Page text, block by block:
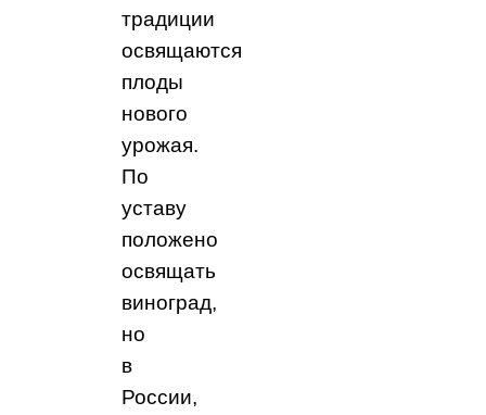
традиции
освящаются
плоды
нового
урожая.
По
уставу
положено
освящать
виноград,
но
в
России,